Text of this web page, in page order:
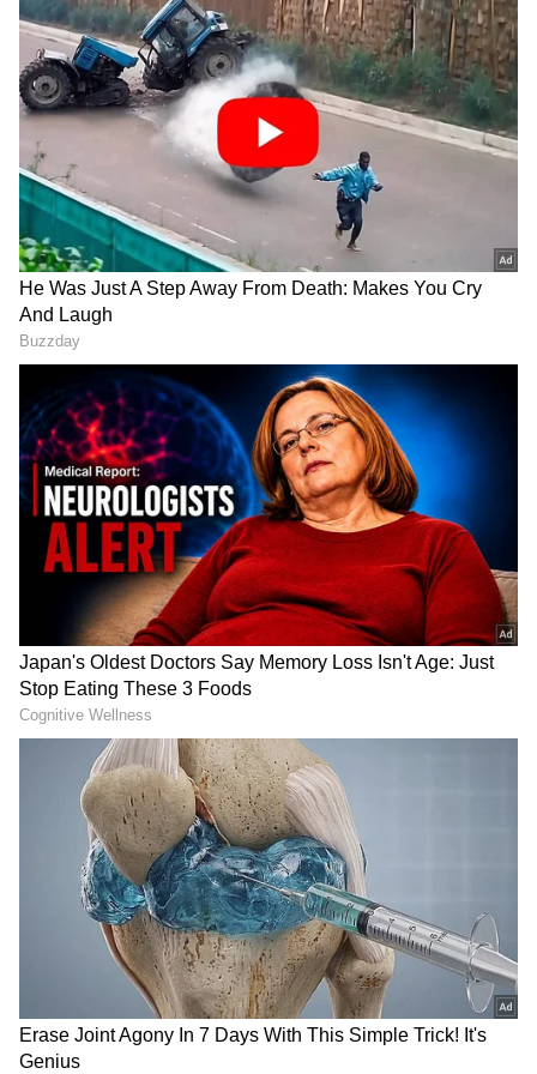
Related Articles
Dileep Raj's death: ಜಿಮ್​ಗೆ ಹೋಗ್ತಿರೋರೇ ಹೆಚ್ಚು
ಹೃದಯಾಘಾತದಿಂದ ಸಾಯ್ತಿರೋದು ಯಾಕೆ? ತಜ್ಞರು
ಏನಂದ್ರು
ಫಳಫಳ ಹೊಳೆವ ತ್ವಚೆಗೆ, ಕಲೆ ಮುಕ್ತ ಮುಖಕ್ಕೆ ​
ಮ್ಯಾಂಗೋ ಫೇಸ್​ ಪ್ಯಾಕ್​: ಸಿಹಿಕಹಿ ಚಂದ್ರು ಟಿಪ್ಸ್​
ಸ್ಮಾರ್ಟ್‌ಫೋನ್‌ಗಳುಮತ್ತು AI ನಿಂದ ಸೈಬರ್‌ ಭದ್ರತೆ
ಮತ್ತುವಿಜ್ಞಾನದ ಪ್ರಗತಿಯವರೆಗೆ ಇತ್ತೀಚಿನ ಟೆಕ್ನಾಲಜಿ
(Technology News in Kannada) ಬಗ್ಗೆ
ನಿರಂತರವಾದ ಅಪ್‌ಡೇಟ್‌. ಡಿಜಿಟಲ್ ಟ್ರೆಂಡ್‌ಗಳ ಕುರಿತು
ತಜ್ಞರ ಮಾತುಗಳು, ವಿವರವಾದ ಮಾಹಿತಿ ಮತ್ತು ಬ್ರೇಕಿಂಗ್
ನ್ಯೂಸ್‌ ಸಿಗುವ ಏಕೈಕ ತಾಣ ಏಷ್ಯಾನೆಟ್‌ ಸುವರ್ಣ
ನ್ಯೂಸ್‌. ಹೊಸಗ್ಯಾಜೆಟ್‌
ರಿಲೀಸ್‌ ಆಯ್ತಾ? ಹೊಸ
ಸ್ಟಾರ್ಟ್‌ಅಪ್‌ಗಳು ಬಂದಿದ್ಯಾ? ಭವಿಷ್ಯವನ್ನು ಬದಲಿಸುವ
ಟೆಕ್‌ ಪಾಲಿಸಿ ಯಾವುದು? ಇವುಗಳ ಇಂಚಿಂಚೂ ಮಾಹಿತಿ
ಸಿಗಲಿದೆ. ಟೆಕ್‌ ಎಕ್ಸ್‌ಪ್ಲೇನರ್ಸ್‌ ಹಾಗೂ ಗ್ಯಾಜೆಟ್‌ ಡೆಮೋ
ವಿಡಿಯೋಗಳು ಕೂಡ ನೀವು ಕಾಣಬಹುದು.
RECOMMENDED STORIES